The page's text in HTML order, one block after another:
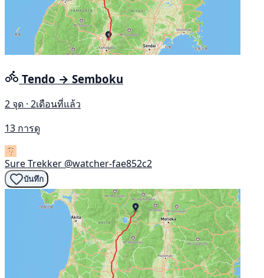
Tendo → Semboku
2 จุด · 2เดือนที่แล้ว
13 การดู
Sure Trekker @watcher-fae852c2
บันทึก